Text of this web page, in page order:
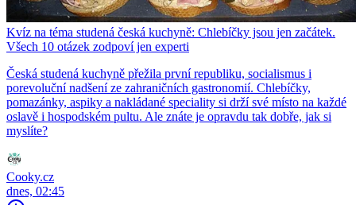
Kvíz na téma studená česká kuchyně: Chlebíčky jsou jen začátek.
Všech 10 otázek zodpoví jen experti
Česká studená kuchyně přežila první republiku, socialismus i
porevoluční nadšení ze zahraničních gastronomií. Chlebíčky,
pomazánky, aspiky a nakládané speciality si drží své místo na každé
oslavě i hospodském pultu. Ale znáte je opravdu tak dobře, jak si
myslíte?
Cooky.cz
dnes, 02:45